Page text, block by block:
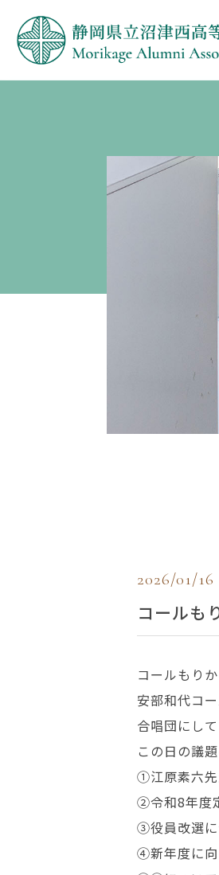
2026/01/16
コールも
コールもり
安部和代コ
合唱団にし
この日の議題
①江原素六先
②令和8年度
③役員改選に
④新年度に